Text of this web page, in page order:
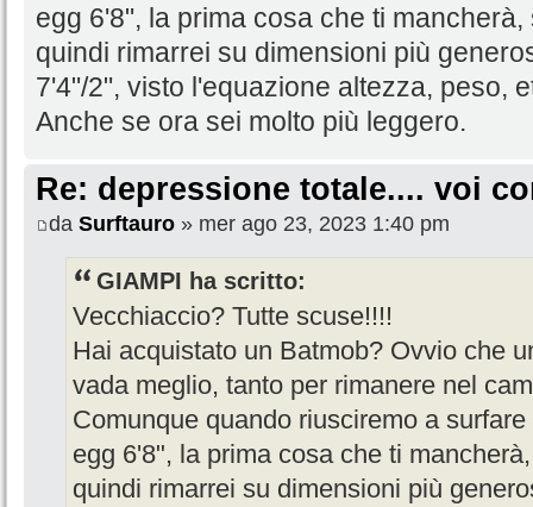
egg 6'8", la prima cosa che ti
quindi rimarrei su dimensioni più
7'4"/2", visto l'equazione altezza, peso,
Anche se ora sei molto più leggero.
Re: depressione totale.... voi
da Surftauro » mer ago 23, 2023 1:40 pm
GIAMPI ha scritto:
Vecchiaccio? Tutte scuse!!!!
Hai acquistato un Batmob? Ovvio che
vada meglio, tanto per rimanere nel
Comunque quando riusciremo a
egg 6'8", la prima cosa che ti
quindi rimarrei su dimensioni più